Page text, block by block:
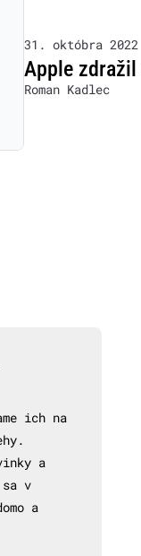
31. októbra 2022
Apple zdražil
Roman Kadlec
ich na
a
v
a